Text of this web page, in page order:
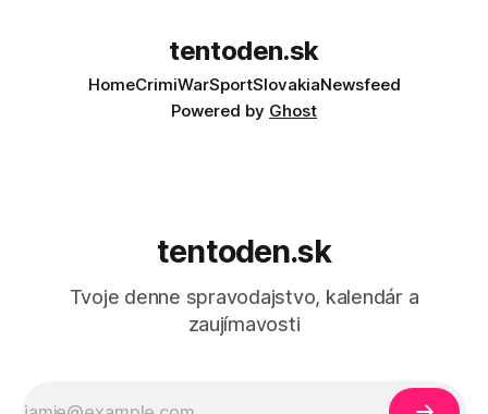
tentoden.sk
HomeCrimiWarSportSlovakiaNewsfeed
Powered by Ghost
tentoden.sk
Tvoje denne spravodajstvo, kalendár a
zaujímavosti